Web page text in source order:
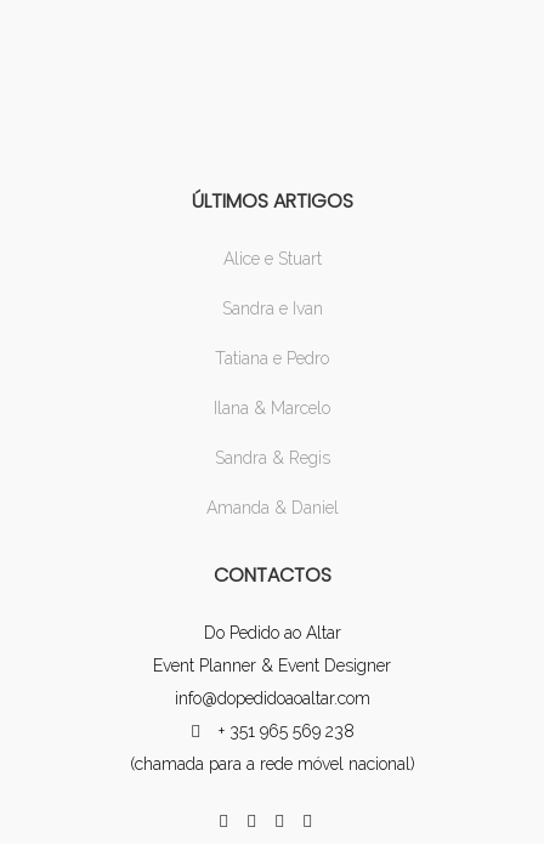
ÚLTIMOS ARTIGOS
Alice e Stuart
Sandra e Ivan
Tatiana e Pedro
Ilana & Marcelo
Sandra & Regis
Amanda & Daniel
CONTACTOS
Do Pedido ao Altar
Event Planner & Event Designer
info@dopedidoaoaltar.com
+ 351 965 569 238
(chamada para a rede móvel nacional)